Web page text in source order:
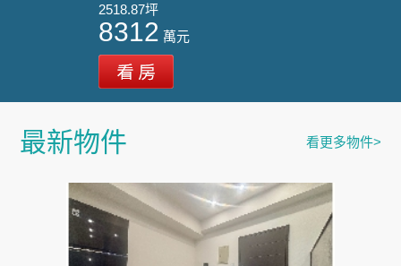
2518.87坪
8312 萬元
最新物件 看更多物件>